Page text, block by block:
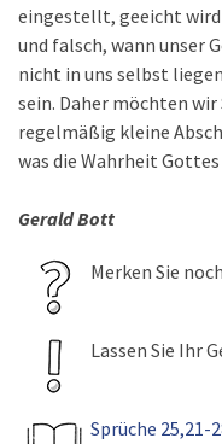
eingestellt, geeicht
und falsch, wann unser
nicht in uns selbst
sein. Daher möchten
regelmäßig kleine
was die Wahrheit
Gerald Bott
Merken Sie
Lassen Sie Ihr
Sprüche 25,21-